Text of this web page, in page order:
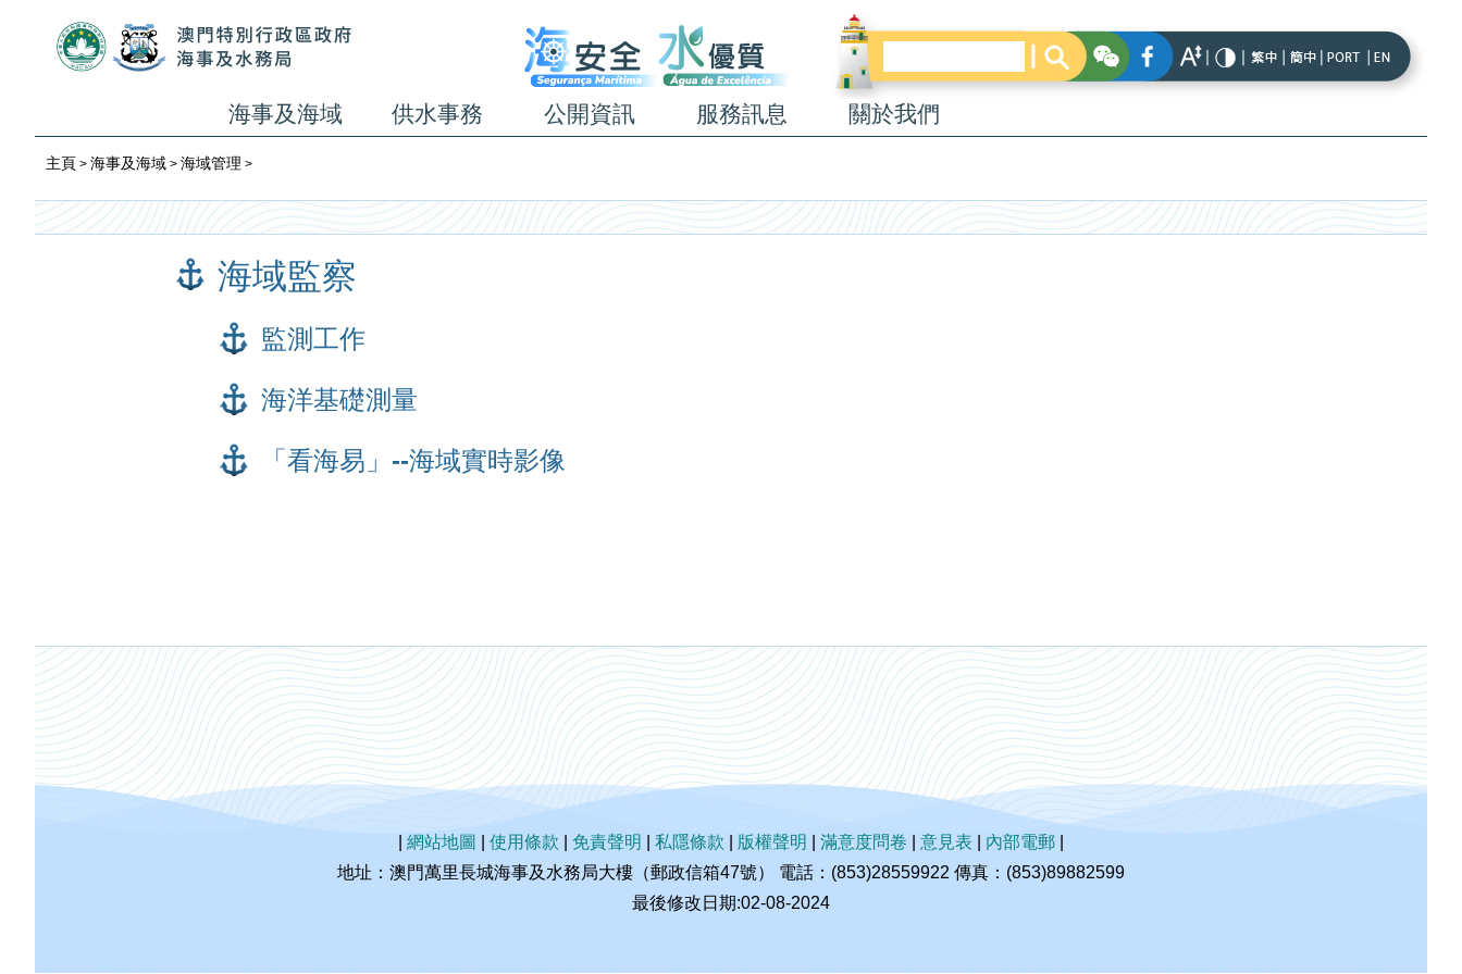
海事及海域 供水事務 公開資訊 服務訊息 關於我們
主頁 > 海事及海域 > 海域管理 >
海域監察
監測工作
海洋基礎測量
「看海易」--海域實時影像
網站地圖 使用條款 免責聲明 私隱條款 版權聲明 滿意度問卷 意見表 內部電郵
地址：澳門萬里長城海事及水務局大樓（郵政信箱47號） 電話：(853)28559922 傳真：(853)89882599
最後修改日期:02-08-2024